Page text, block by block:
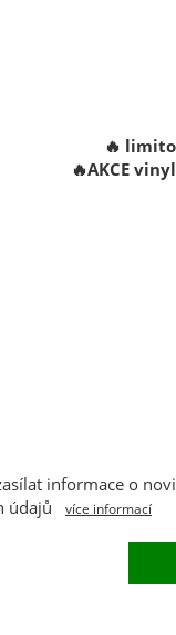
🔥
🔥AKCE
informace o
údajů
více informací